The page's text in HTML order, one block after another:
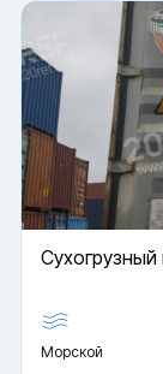
Морской